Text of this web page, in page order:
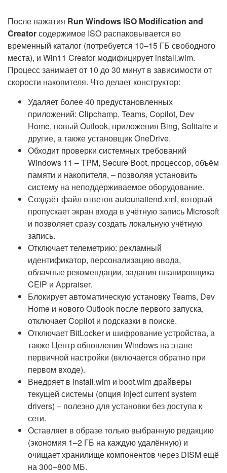
После нажатия Run Windows ISO Modification and
Creatorсодержимое ISO распаковывается во
временный каталог (потребуется 10–15 ГБ свободного
места), и Win11 Creator модифицирует install.wim.
Процесс занимает от 10 до 30 минут в зависимости от
скорости накопителя. Что делает конструктор:
Удаляет более 40 предустановленных
приложений: Clipchamp, Teams, Copilot, Dev
Home, новый Outlook, приложения Bing, Solitaire и
другие, а также установщик OneDrive.
Обходит проверки системных требований
Windows 11 – TPM, Secure Boot, процессор, объём
памяти и накопителя, – позволяя установить
систему на неподдерживаемое оборудование.
Создаёт файл ответов autounattend.xml, который
пропускает экран входа в учётную запись Microsoft
и позволяет сразу создать локальную учётную
запись.
Отключает телеметрию: рекламный
идентификатор, персонализацию ввода,
облачные рекомендации, задания планировщика
CEIP и Appraiser.
Блокирует автоматическую установку Teams, Dev
Home и нового Outlook после первого запуска,
отключает Copilot и подсказки в поиске.
Отключает BitLocker и шифрование устройства, а
также Центр обновления Windows на этапе
первичной настройки (включается обратно при
первом входе).
Внедряет в install.wim и boot.wim драйверы
текущей системы (опция Inject current system
drivers) – полезно для установки без доступа к
сети.
Оставляет в образе только выбранную редакцию
(экономия 1–2 ГБ на каждую удалённую) и
очищает хранилище компонентов через DISM ещё
на 300–800 МБ.